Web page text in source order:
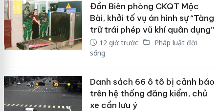
Đồn Biên phòng CKQT Mộc
Bài, khởi tố vụ án hình sự “Tàng
trữ trái phép vũ khí quân dụng”
12 giờ trước
Pháp luật đời
sống
Danh sách 66 ô tô bị cảnh báo
trên hệ thống đăng kiểm, chủ
xe cần lưu ý